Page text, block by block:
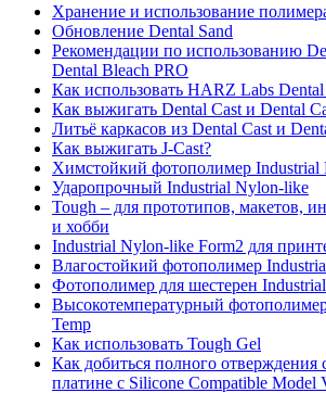
Хранение и использование
Обновление Dental Sand
Рекомендации по использованию
Dental Bleach PRO
Как использовать HARZ Labs Dental
Как выжигать Dental Cast и Dental
Литьё каркасов из Dental Cast и
Как выжигать J-Cast?
Химстойкий фотополимер Industrial
Ударопрочный Industrial Nylon-like
Tough – для прототипов, макетов,
и хобби
Industrial Nylon-like Form2 для
Влагостойкий фотополимер
Фотополимер для шестерен
Высокотемпературный
Temp
Как использовать Tough Gel
Как добиться полного отверждения
платине с Silicone Compatible Model